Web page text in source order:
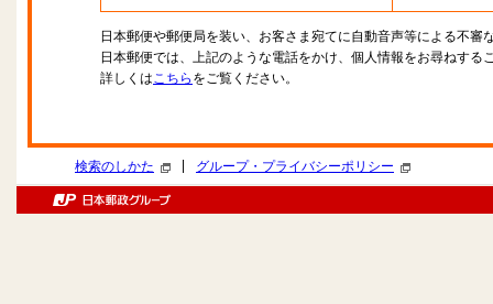
日本郵便や郵便局を装い、お客さま宛てに自動音声等による不審
日本郵便では、上記のような電話をかけ、個人情報をお尋ねする
詳しくはこちら をご覧ください。
検索のしかた グループ・プライバシーポリシー